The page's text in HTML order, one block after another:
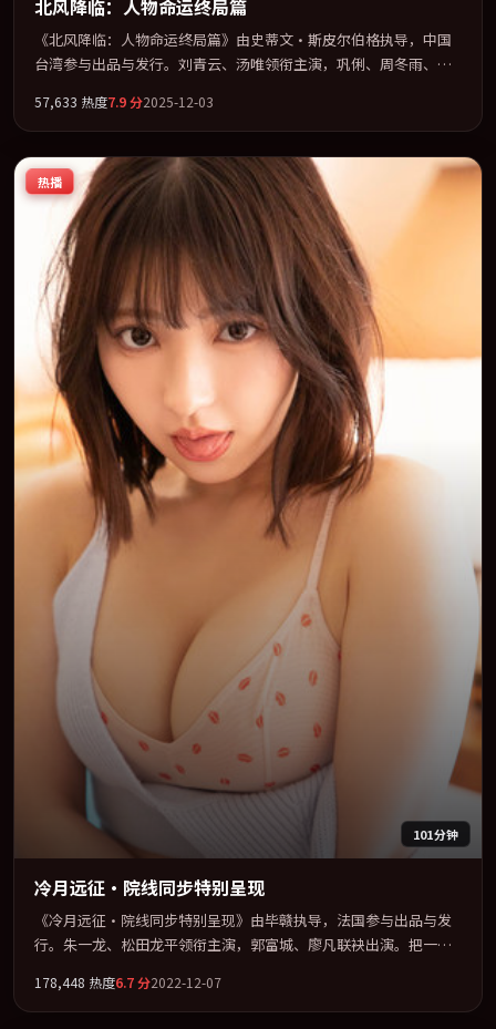
北风降临：人物命运终局篇
《北风降临：人物命运终局篇》由史蒂文·斯皮尔伯格执导，中国
台湾参与出品与发行。刘青云、汤唯领衔主演，巩俐、周冬雨、章
合拢。全片以「剧情」类型为骨架，在叙事、表演与视听上力求统
一。定于 2025-12-17 在内地院线及主流平台同步亮相，2025 年度
话题片中口碑稳健，适合喜欢强情节与人物弧光的观众完整观看。
57,633 热度7.9分2025-12-03
热播
101分钟
冷月远征·院线同步特别呈现
《冷月远征·院线同步特别呈现》由毕赣执导，法国参与出品与发
行。朱一龙、松田龙平领衔主演，郭富城、廖凡联袂出演。把一场
在叙事、表演与视听上力求统一。定于 2022-01-01 在内地院线及主
流平台同步亮相，2022 年度话题片中口碑稳健，适合喜欢强情节与
178,448 热度6.7分2022-12-07